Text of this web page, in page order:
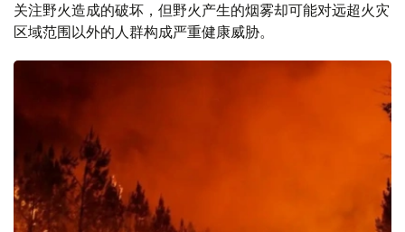
关注野火造成的破坏，但野火产生的烟雾却可能对远超火灾
区域范围以外的人群构成严重健康威胁。